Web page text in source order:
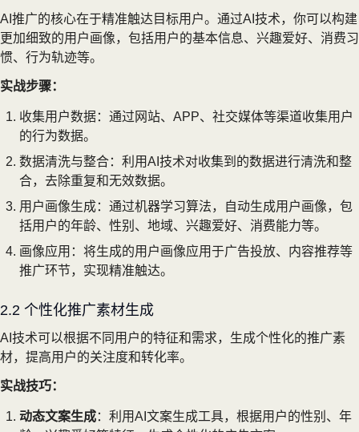
AI推广的核心在于精准触达目标用户。通过AI技术，你可以构建
更加细致的用户画像，包括用户的基本信息、兴趣爱好、消费习
惯、行为轨迹等。
实战步骤：
收集用户数据：通过网站、APP、社交媒体等渠道收集用户
的行为数据。
数据清洗与整合：利用AI技术对收集到的数据进行清洗和整
合，去除重复和无效数据。
用户画像生成：通过机器学习算法，自动生成用户画像，包
括用户的年龄、性别、地域、兴趣爱好、消费能力等。
画像应用：将生成的用户画像应用于广告投放、内容推荐等
推广环节，实现精准触达。
2.2 个性化推广素材生成
AI技术可以根据不同用户的特征和需求，生成个性化的推广素
材，提高用户的关注度和转化率。
实战技巧：
动态文案生成：利用AI文案生成工具，根据用户的性别、年